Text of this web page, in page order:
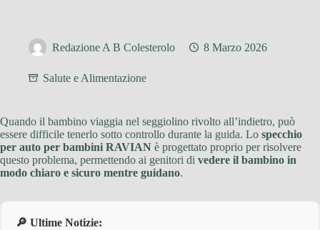
Redazione A B Colesterolo 8 Marzo 2026
Salute e Alimentazione
Quando il bambino viaggia nel seggiolino rivolto all’indietro, può
essere difficile tenerlo sotto controllo durante la guida. Lo specchio
per auto per bambini RAVIAN è progettato proprio per risolvere
questo problema, permettendo ai genitori di vedere il bambino in
modo chiaro e sicuro mentre guidano.
🔎 Ultime Notizie: